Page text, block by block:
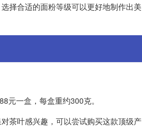
择合适的面粉等级可以更好地制作出美
元一盒，每盒重约300克。
茶叶感兴趣，可以尝试购买这款顶级产